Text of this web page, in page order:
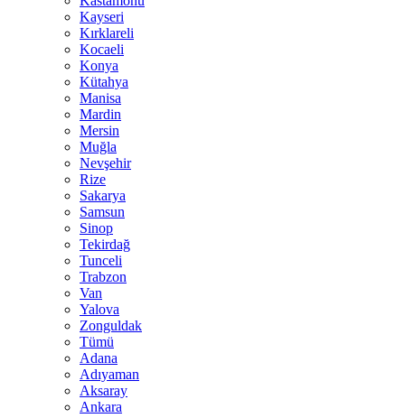
Kayseri
Kırklareli
Kocaeli
Konya
Kütahya
Manisa
Mardin
Mersin
Muğla
Nevşehir
Rize
Sakarya
Samsun
Sinop
Tekirdağ
Tunceli
Trabzon
Van
Yalova
Zonguldak
Tümü
Adana
Adıyaman
Aksaray
Ankara